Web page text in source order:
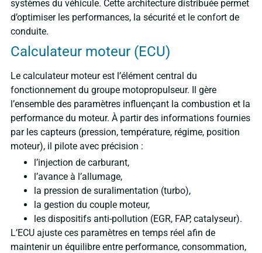
systèmes du véhicule. Cette architecture distribuée permet
d’optimiser les performances, la sécurité et le confort de
conduite.
Calculateur moteur (ECU)
Le calculateur moteur est l’élément central du
fonctionnement du groupe motopropulseur. Il gère
l’ensemble des paramètres influençant la combustion et la
performance du moteur. À partir des informations fournies
par les capteurs (pression, température, régime, position
moteur), il pilote avec précision :
l’injection de carburant,
l’avance à l’allumage,
la pression de suralimentation (turbo),
la gestion du couple moteur,
les dispositifs anti-pollution (EGR, FAP, catalyseur).
L’ECU ajuste ces paramètres en temps réel afin de
maintenir un équilibre entre performance, consommation,